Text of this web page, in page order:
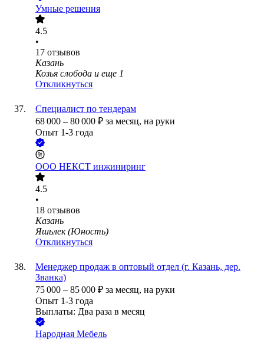
Умные решения
4.5
•
17 отзывов
Казань
Козья слобода и еще 1
Откликнуться
Специалист по тендерам
68 000 – 80 000 ₽ за месяц, на руки
Опыт 1-3 года
ООО НЕКСТ инжиниринг
4.5
•
18 отзывов
Казань
Яшьлек (Юность)
Откликнуться
Менеджер продаж в оптовый отдел (г. Казань, дер.
Званка)
75 000 – 85 000 ₽ за месяц, на руки
Опыт 1-3 года
Выплаты: Два раза в месяц
Народная Мебель